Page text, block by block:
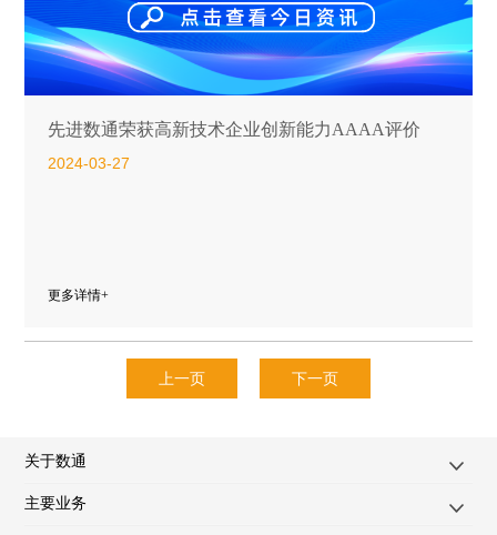
先进数通荣获高新技术企业创新能力AAAA评价
2024-03-27
更多详情+
上一页 下一页
关于数通
主要业务